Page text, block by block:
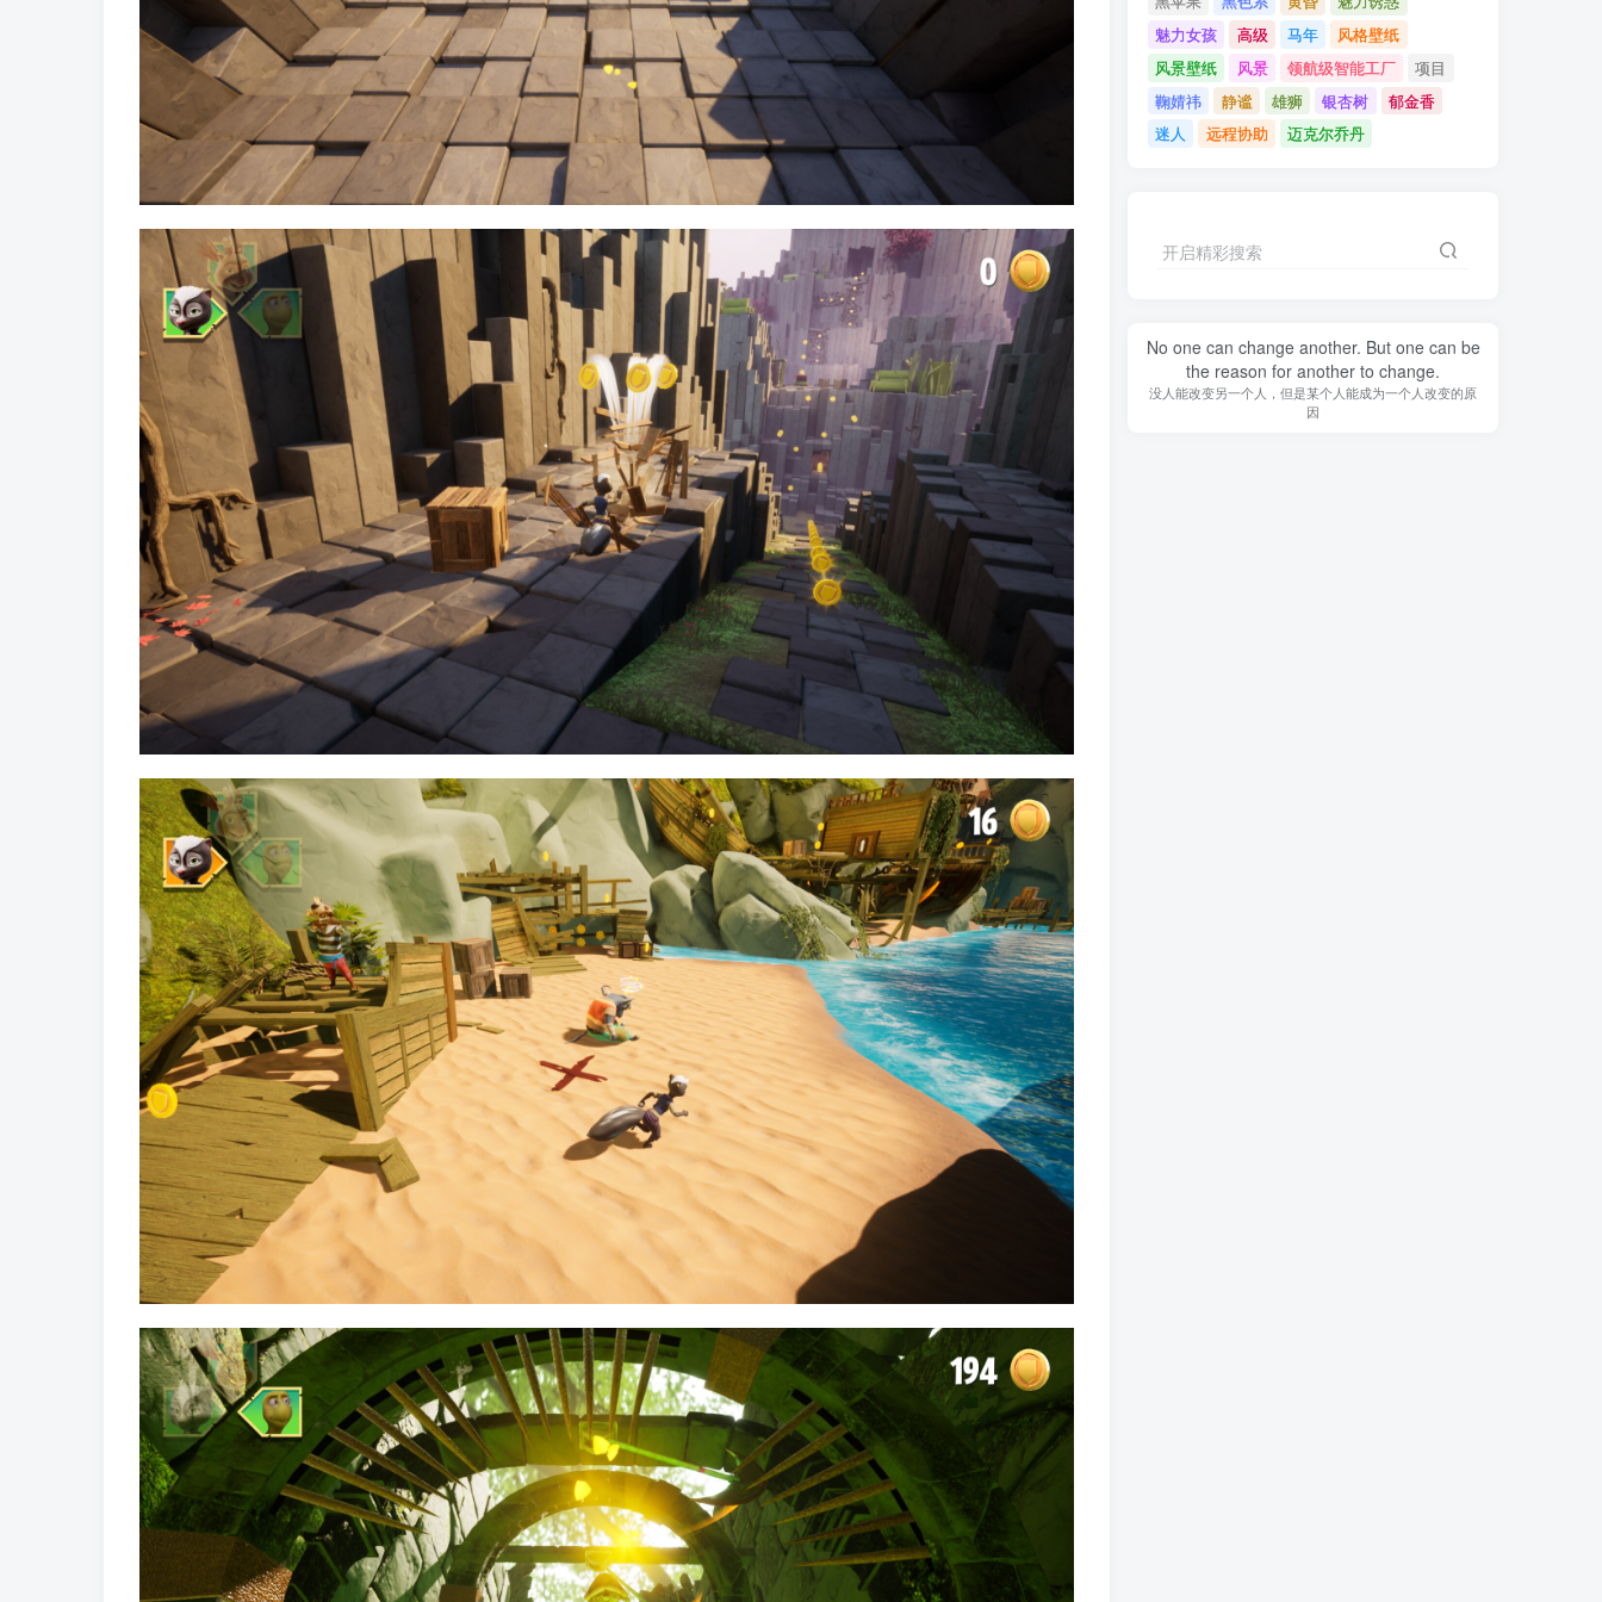
魅力女孩
高级 马年
风格壁纸
风景壁纸
风景 领航级智能工厂
项目
鞠婧祎
静谧 雄狮 银杏树
郁金香
迷人
远程协助 迈克尔乔丹
开启精彩搜索
No one can change another. But one can be
the reason for another to change.
没人能改变另一个人，但是某个人能成为一个人改变的原
因